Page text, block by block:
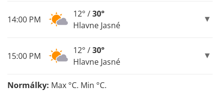
14:00 PM
12° /30°
Hlavne Jasné
15:00 PM
12° /30°
Hlavne Jasné
Normálky: Max °C. Min °C.